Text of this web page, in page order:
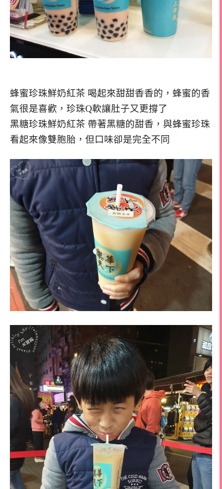
蜂蜜珍珠鮮奶紅茶 喝起來甜甜香香的，蜂蜜的香
氣很是喜歡，珍珠Q軟讓肚子又更撐了
黑糖珍珠鮮奶紅茶 帶著黑糖的甜香，與蜂蜜珍珠
看起來像雙胞胎，但口味卻是完全不同